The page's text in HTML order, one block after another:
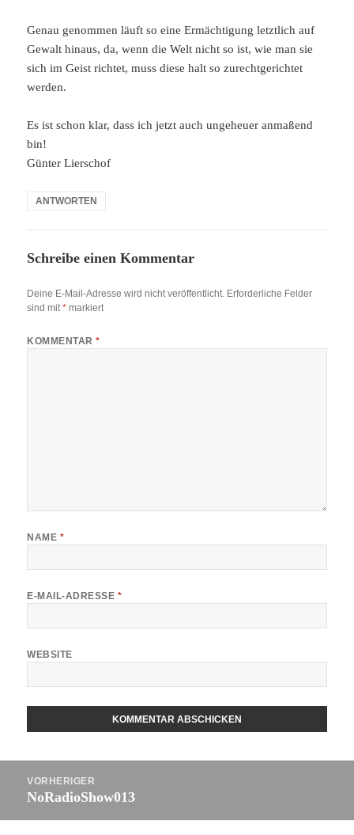
Genau genommen läuft so eine Ermächtigung letztlich auf
Gewalt hinaus, da, wenn die Welt nicht so ist, wie man sie
sich im Geist richtet, muss diese halt so zurechtgerichtet
werden.
Es ist schon klar, dass ich jetzt auch ungeheuer anmaßend
bin!
Günter Lierschof
ANTWORTEN
Schreibe einen Kommentar
Deine E-Mail-Adresse wird nicht veröffentlicht. Erforderliche Felder
sind mit* markiert
KOMMENTAR*
NAME *
E-MAIL-ADRESSE *
WEBSITE
VORHERIGER
Vorheriger
NoRadioShow013